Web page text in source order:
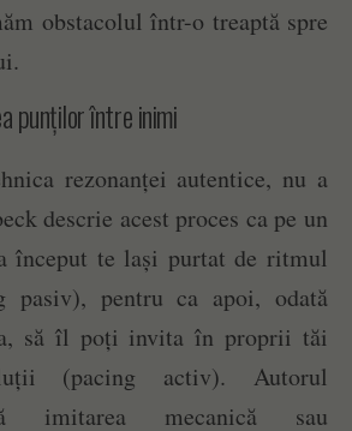
obstacolul într-o treaptă spre
punților între inimi
rezonanței autentice, nu a
descrie acest proces ca pe un
început te lași purtat de ritmul
pasiv), pentru ca apoi, odată
să îl poți invita în proprii tăi
(pacing activ). Autorul
imitarea mecanică sau